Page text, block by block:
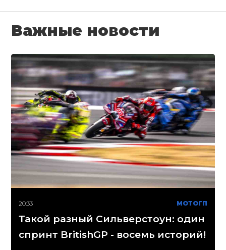
Важные новости
20:33 МОТОГП
Такой разный Сильверстоун: один
спринт BritishGP - восемь историй!